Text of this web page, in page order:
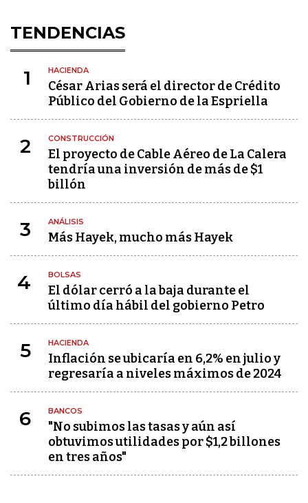
TENDENCIAS
1 HACIENDA
César Arias será el director de Crédito
Público del Gobierno de la Espriella
2 CONSTRUCCIÓN
El proyecto de Cable Aéreo de La Calera
tendría una inversión de más de $1
billón
3 ANÁLISIS
Más Hayek, mucho más Hayek
4 BOLSAS
El dólar cerró a la baja durante el
último día hábil del gobierno Petro
5 HACIENDA
Inflación se ubicaría en 6,2% en julio y
regresaría a niveles máximos de 2024
6 BANCOS
"No subimos las tasas y aún así
obtuvimos utilidades por $1,2 billones
en tres años"